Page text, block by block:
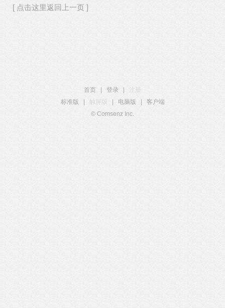
[ 点击这里返回上一页 ]
首页 登录
注册
标准版
触屏版 电脑版
客户端
© Comsenz Inc.